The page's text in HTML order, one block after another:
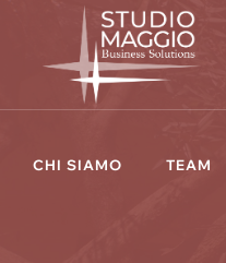
content
CHI SIAMO TEAM